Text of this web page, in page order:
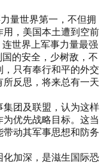
量世界第一，不但拥
，美国本土遭到空前
世界上军事力量最强
的安全，少树敌，不
只有奉行和平的外交
反思，将来总有一天
团及联盟，认为这样
优先战略目标。这当
动其军事思想和防务
加深，是滋生国际恐